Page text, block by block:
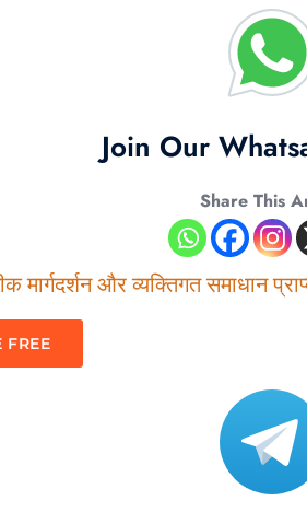
Join Our
Share This
मार्गदर्शन और व्यक्तिगत समाधान
FREE